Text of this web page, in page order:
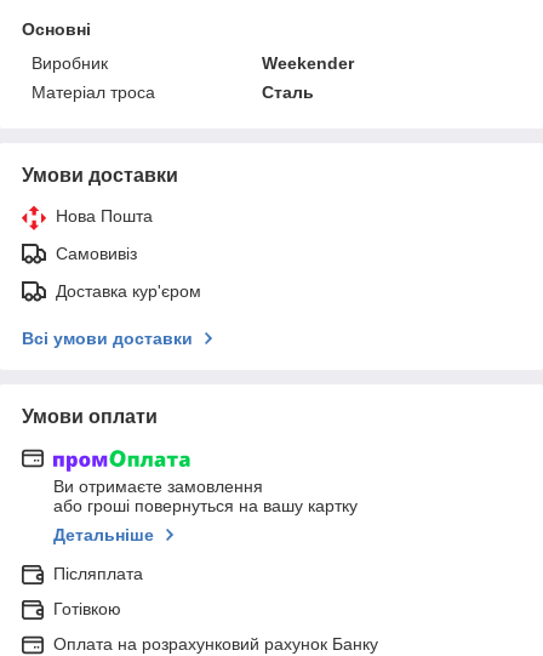
Основні
Виробник
Weekender
Матеріал троса
Сталь
Умови доставки
Нова Пошта
Самовивіз
Доставка кур'єром
Всі умови доставки
Умови оплати
Ви отримаєте замовлення
або гроші повернуться на вашу картку
Детальніше
Післяплата
Готівкою
Оплата на розрахунковий рахунок Банку